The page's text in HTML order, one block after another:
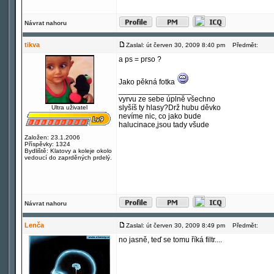
Návrat nahoru
tikva Zaslal: út červen 30, 2009 8:40 pm Předmět:
Ultra uživatel
Založen: 23.1.2006
Příspěvky: 1324
Bydliště: Klatovy a koleje okolo
vedoucí do zaprděných prdelý.
a ps = prso ?
Jako pěkná fotka
vyrvu ze sebe úplně všechno
slyšíš ty hlasy?Drž hubu děvko
nevíme nic, co jako bude
halucinace,jsou tady všude
Návrat nahoru
Lenča Zaslal: út červen 30, 2009 8:49 pm Předmět:
no jasně, teď se tomu říká filtr....